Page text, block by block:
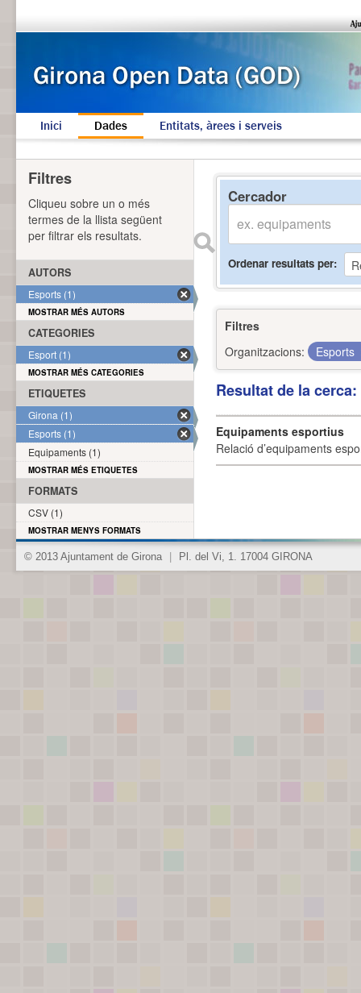
Inici Dades Entitats, àrees i serveis
Cercador
Ordenar resultats per
Filtres
Organitzacions:
Esports
Resultat de la
Equipaments esportius
Relació d’equipaments
Filtres
Cliqueu sobre un o més
termes de la llista següent
per filtrar els resultats.
AUTORS
Esports (1)
MOSTRAR MÉS AUTORS
CATEGORIES
Esport (1)
MOSTRAR MÉS CATEGORIES
ETIQUETES
Girona (1)
Esports (1)
Equipaments (1)
MOSTRAR MÉS ETIQUETES
FORMATS
CSV (1)
MOSTRAR MENYS FORMATS
© 2013 Ajuntament de Girona Pl. del Vi, 1. 17004 GIRONA